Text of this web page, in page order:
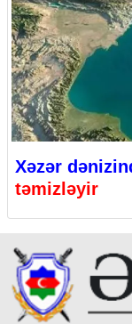
Xəzər
təmizləyir